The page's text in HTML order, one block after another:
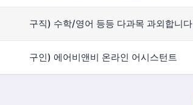
구직) 수학/영어 등등 다과목 과외합니다
구인) 에어비앤비 온라인 어시스턴트